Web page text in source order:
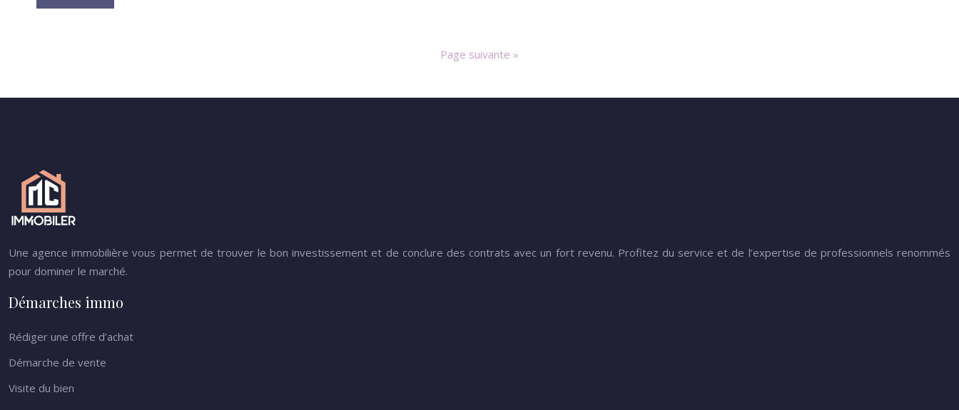
Page suivante »
Une agence immobilière vous permet de trouver le bon investissement et de conclure des contrats avec un fort revenu. Profitez du service et de l’expertise de professionnels renommés
pour dominer le marché.
Démarches immo
Rédiger une offre d’achat
Démarche de vente
Visite du bien